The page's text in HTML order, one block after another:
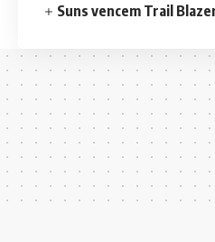
Suns vencem Trail